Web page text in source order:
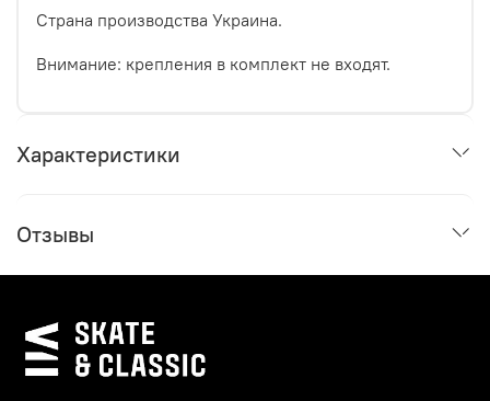
Страна производства Украина.
Внимание: крепления в комплект не входят.
Характеристики
Отзывы